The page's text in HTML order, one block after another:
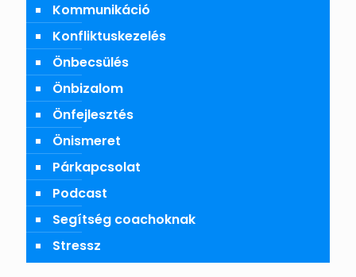
Kommunikáció
Konfliktuskezelés
Önbecsülés
Önbizalom
Önfejlesztés
Önismeret
Párkapcsolat
Podcast
Segítség coachoknak
Stressz